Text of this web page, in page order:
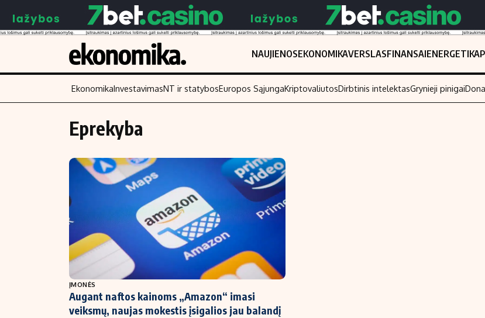
NAUJIENOSEKONOMIKAVERSLASFINANSAIENERGETIKA
Turinys
Naujienos
Verslas
Energetika
Ekonomika
Politika
NT ir statybos
Finansai
Žemės ūkis
Technologijos
Laisvalaikis
EkonomikaInvestavimasNT ir statybosEuropos SąjungaKriptovaliutosDirbtinis intelektasGrynieji pinigai
Eprekyba
ĮMONĖS
Augant naftos kainoms „Amazon“ imasi
veiksmų, naujas mokestis įsigalios jau balandį